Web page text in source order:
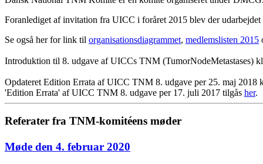
Foranlediget af invitation fra UICC i foråret 2015 blev der
Se også her for link til organisationsdiagrammet, medlemslisten 2015
Introduktion til 8. udgave af UICCs TNM (TumorNodeMetastases)
Opdateret Edition Errata af UICC TNM 8. udgave per 25. maj 2018
'Edition Errata' af UICC TNM 8. udgave per 17. juli 2017 tilgås her.
Referater fra TNM-komitéens møder
Møde den 4. februar 2020